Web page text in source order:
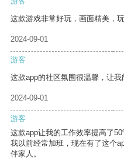
这款游戏非常好玩，画面精美，玩
2024-09-01
游客
这款app的社区氛围很温馨，让我
2024-09-01
游客
这款app让我的工作效率提高了
我以前经常加班，现在有了这个
伴家人。